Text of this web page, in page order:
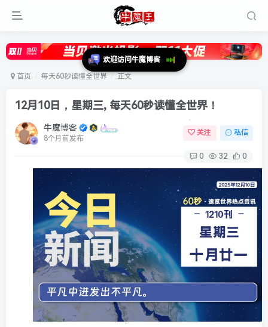
首页 每天60秒读懂全世界 正文
12月10日，星期三, 每天60秒读懂全世界！
牛魔博客
8个月前发布
关注 私信
0 32 0